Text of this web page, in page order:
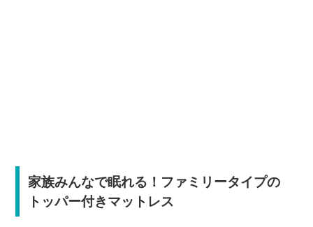
家族みんなで眠れる！ファミリータイプの
トッパー付きマットレス